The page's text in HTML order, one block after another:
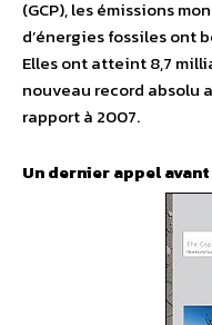
(GCP), les émissions
d’énergies fossiles ont
Elles ont atteint 8,7
nouveau record absolu
rapport à 2007.
Un dernier appel